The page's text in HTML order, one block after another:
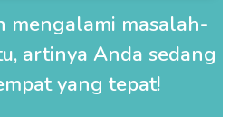
mengalami masalah-
artinya Anda sedang
yang tepat!